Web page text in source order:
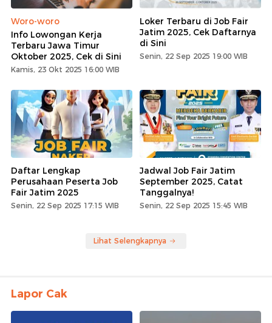
Woro-woro
Info Lowongan Kerja
Terbaru Jawa Timur
Oktober 2025, Cek di Sini
Kamis, 23 Okt 2025 16:00 WIB
Loker Terbaru di Job Fair
Jatim 2025, Cek Daftarnya
di Sini
Senin, 22 Sep 2025 19:00 WIB
Daftar Lengkap
Perusahaan Peserta Job
Fair Jatim 2025
Senin, 22 Sep 2025 17:15 WIB
Jadwal Job Fair Jatim
September 2025, Catat
Tanggalnya!
Senin, 22 Sep 2025 15:45 WIB
Lihat Selengkapnya
Lapor Cak